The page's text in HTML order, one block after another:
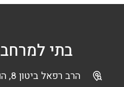
בתי למרחב
הרב רפאל ביטון 8, הוד השרון